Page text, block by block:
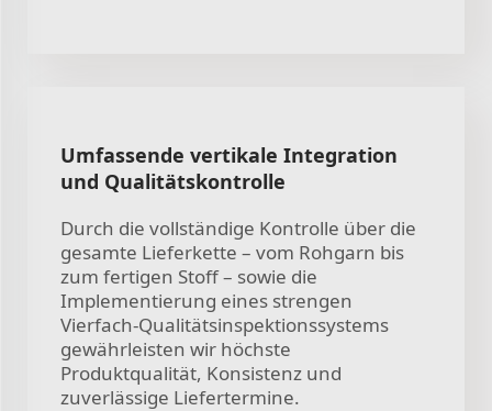
Umfassende vertikale Integration
und Qualitätskontrolle
Durch die vollständige Kontrolle über die
gesamte Lieferkette – vom Rohgarn bis
zum fertigen Stoff – sowie die
Implementierung eines strengen
Vierfach-Qualitätsinspektionssystems
gewährleisten wir höchste
Produktqualität, Konsistenz und
zuverlässige Liefertermine.